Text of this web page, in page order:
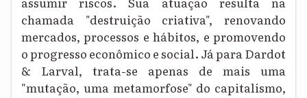
chamada "destruição criativa", renovando
mercados, processos e hábitos, e promovendo
o progresso econômico e social. Já para Dardot
& Larval, trata-se apenas de mais uma
"mutação, uma metamorfose" do capitalismo,